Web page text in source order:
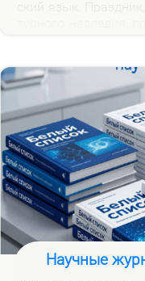
ской на­род­но­сти.
Научные